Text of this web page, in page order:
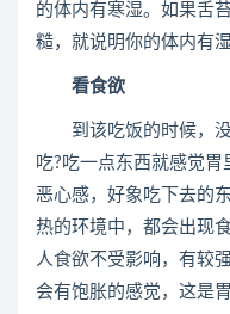
的体内有寒湿。如果舌
糙，就说明你的体内有湿
看食欲
到该吃饭的时候，没
吃?吃一点东西就感觉
恶心感，好象吃下去的
热的环境中，都会出现
人食欲不受影响，有较
会有饱胀的感觉，这是